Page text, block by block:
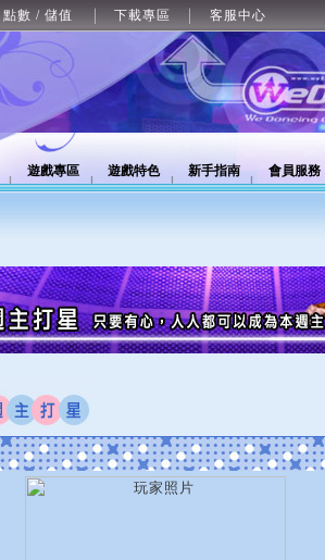
點數 / 儲值 下載專區 客服中心
遊戲專區 遊戲特色 新手指南 會員服務